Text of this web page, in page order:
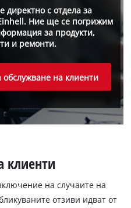
директно с отдела за
Ние ще се погрижим
за продукти,
и ремонти.
обслужване на клиенти
клиенти
на случаите на
отзиви идват от